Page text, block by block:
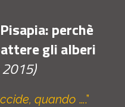
perchè
gli alberi
quando ….”